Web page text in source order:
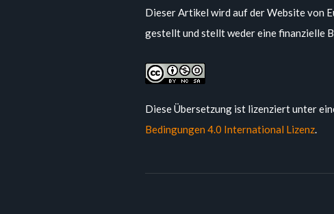
Dieser Artikel wird auf der Website von
gestellt und stellt weder eine finanzielle
Diese Übersetzung ist lizenziert unter
Bedingungen 4.0 International Lizenz